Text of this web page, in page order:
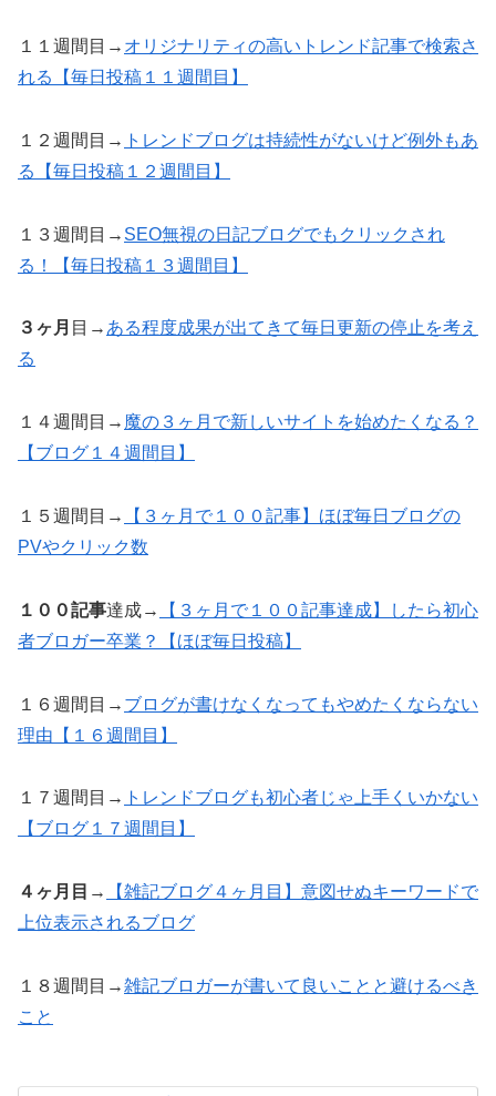
１１週間目→ オリジナリティの高いトレンド記事で検索さ
れる【毎日投稿１１週間目】
１２週間目→ トレンドブログは持続性がないけど例外もあ
る【毎日投稿１２週間目】
１３週間目→ SEO無視の日記ブログでもクリックされ
る！【毎日投稿１３週間目】
３ヶ月 目→ ある程度成果が出てきて毎日更新の停止を考え
る
１４週間目→ 魔の３ヶ月で新しいサイトを始めたくなる？
【ブログ１４週間目】
１５週間目→
【３ヶ月で１００記事】ほぼ毎日ブログの
PVやクリック数
１００記事達成→
【３ヶ月で１００記事達成】したら初心
者ブロガー卒業？【ほぼ毎日投稿】
１６週間目→ ブログが書けなくなってもやめたくならない
理由【１６週間目】
１７週間目→ トレンドブログも初心者じゃ上手くいかない
【ブログ１７週間目】
４ヶ月目 →
【雑記ブログ４ヶ月目】意図せぬキーワードで
上位表示されるブログ
１８週間目→雑記ブロガーが書いて良いことと避けるべき
こと